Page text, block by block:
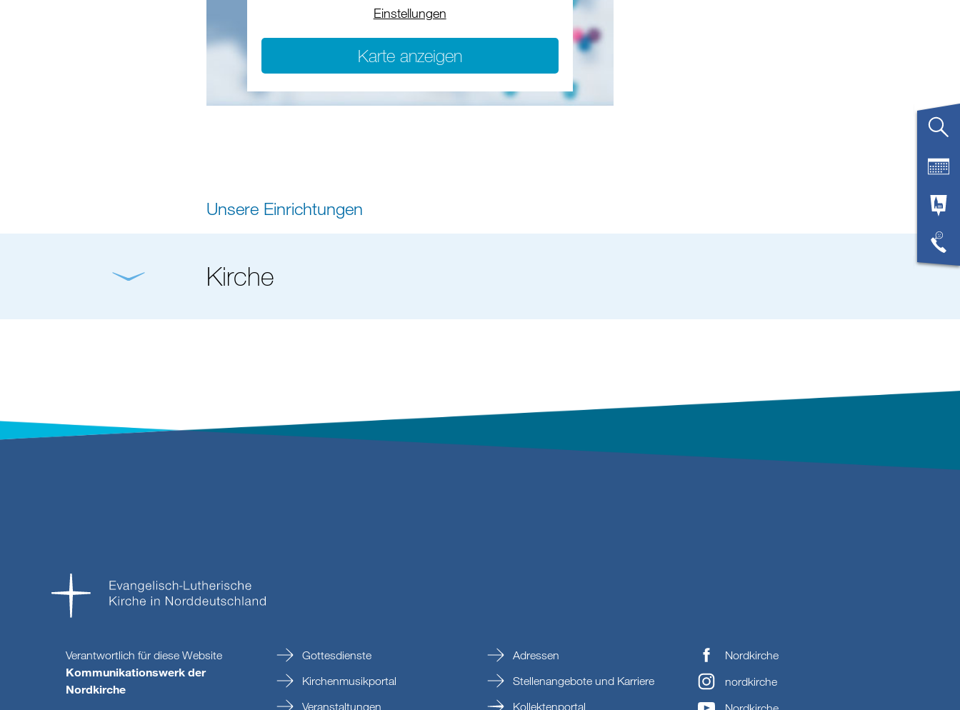
Einstellungen
Karte anzeigen
Unsere Einrichtungen
Kirche
Verantwortlich für diese Website
Kommunikationswerk der
Nordkirche
Gottesdienste
Kirchenmusikportal
Veranstaltungen
Adressen
Stellenangebote und Karriere
Kollektenportal
Nordkirche
nordkirche